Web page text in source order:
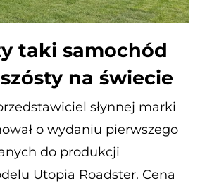
taki samochód
na świecie
słynnej marki
o wydaniu pierwszego
do produkcji
Utopia Roadster. Cena